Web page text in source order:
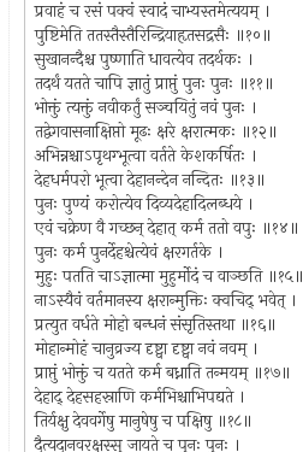
प्रवाहं च रसं पक्वं स्वादं चाभ्यस्तमेत्ययम् ।
पुष्टिमेति ततस्तैस्तैरिन्द्रियाहृतसद्रसैः ॥१०॥
सुखानन्दैश्च पुष्णाति धावत्येव तदर्थकः ।
तदर्थं यतते चापि ज्ञातुं प्राप्तुं पुनः पुनः ॥११॥
भोक्तुं त्यक्तुं नवीकर्तुं सञ्चयितुं नवं पुनः ।
तद्वेगवासनाक्षिप्तो मूढः क्षरे क्षरात्मकः ॥१२॥
अभिन्नश्चाऽपृथग्भूत्वा वर्तते केशकर्षितः ।
देहधर्मपरो भूत्वा देहानन्देन नन्दितः ॥१३॥
पुनः पुण्यं करोत्येव दिव्यदेहादिलब्धये ।
एवं चक्रेण वै गच्छन् देहात् कर्म ततो वपुः ॥१४॥
पुनः कर्म पुनर्देहश्चेत्येवं क्षरगर्तके ।
मुहुः पतति चाऽज्ञात्मा मुहुर्मोदं च वाञ्छति ॥१५॥
नाऽस्यैवं वर्तमानस्य क्षरान्मुक्तिः क्वचिद् भवेत् ।
प्रत्युत वर्धते मोहो बन्धनं संसृतिस्तथा ॥१६॥
मोहान्मोहं चानुव्रज्य दृष्ट्वा दृष्ट्वा नवं नवम् ।
प्राप्तुं भोक्तुं च यतते कर्म बध्नाति तन्मयम् ॥१७॥
देहाद् देहसहस्राणि कर्मभिश्चाभिपद्यते ।
तिर्यक्षु देववर्गेषु मानुषेषु च पक्षिषु ॥१८॥
दैत्यदानवरक्षस्सु जायते च पुनः पुनः ।